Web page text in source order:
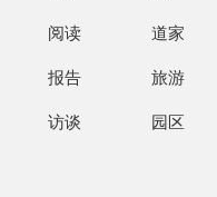
阅读 道家
报告 旅游
访谈 园区